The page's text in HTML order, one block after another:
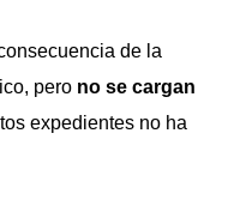
de la
pero no se cargan
expedientes no ha